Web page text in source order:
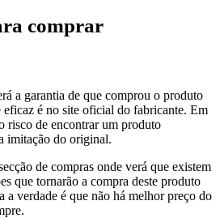
comprar
a garantia de que comprou o produto
é no site oficial do fabricante. Em
risco de encontrar um produto
imitação do original.
de compras onde verá que existem
que tornarão a compra deste produto
a verdade é que não há melhor preço do